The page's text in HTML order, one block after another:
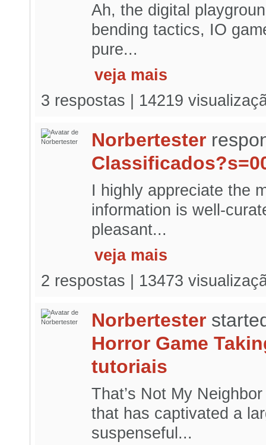
Ah, the digital
bending tactics, IO
pure...
veja mais
3 respostas | 14219
Norbertester
I highly appreciate the
information is well-
pleasant...
veja mais
2 respostas | 13473
Norbertester
Horror Game
tutoriais
That’s Not My
that has captivated a
suspenseful...